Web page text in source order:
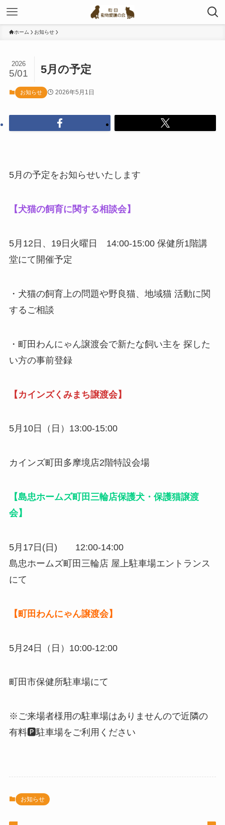
ホーム お知らせ
5月の予定
2026
5/01
お知らせ 2026年5月1日
5月の予定をお知らせいたします
【犬猫の飼育に関する相談会】
5月12日、19日火曜日 14:00-15:00 保健所1階講
堂にて開催予定
・犬猫の飼育上の問題や野良猫、地域猫 活動に関
するご相談
・町田わんにゃん譲渡会で新たな飼い主を 探した
い方の事前登録
【カインズくみまち譲渡会】
5月10日（日）13:00-15:00
カインズ町田多摩境店2階特設会場
【島忠ホームズ町田三輪店保護犬・保護猫譲渡
会】
5月17日(日) 12:00-14:00
島忠ホームズ町田三輪店 屋上駐車場エントランス
にて
【町田わんにゃん譲渡会】
5月24日（日）10:00-12:00
町田市保健所駐車場にて
※ご来場者様用の駐車場はありませんので近隣の
有料🅿️駐車場をご利用ください
お知らせ